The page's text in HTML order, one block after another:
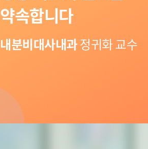
약속합니다
내분비대사내과정귀화 교수